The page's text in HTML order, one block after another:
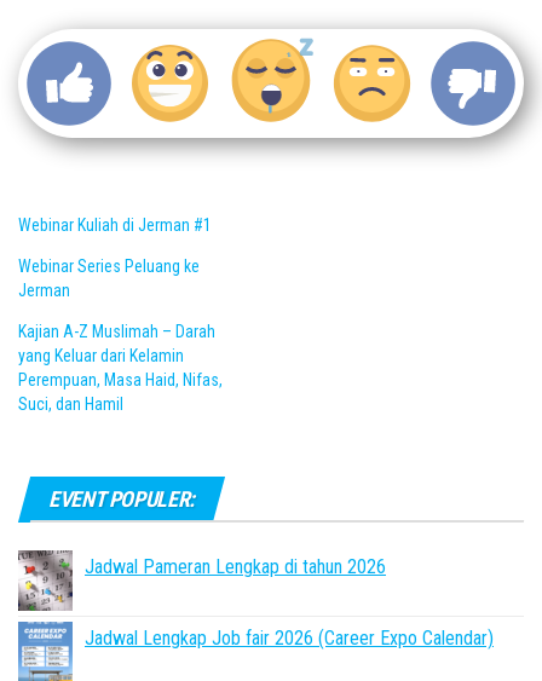
Webinar Kuliah di Jerman #1
Webinar Series Peluang ke
Jerman
Kajian A-Z Muslimah – Darah
yang Keluar dari Kelamin
Perempuan, Masa Haid, Nifas,
Suci, dan Hamil
EVENT POPULER:
Jadwal Pameran Lengkap di tahun 2026
Jadwal Lengkap Job fair 2026 (Career Expo Calendar)